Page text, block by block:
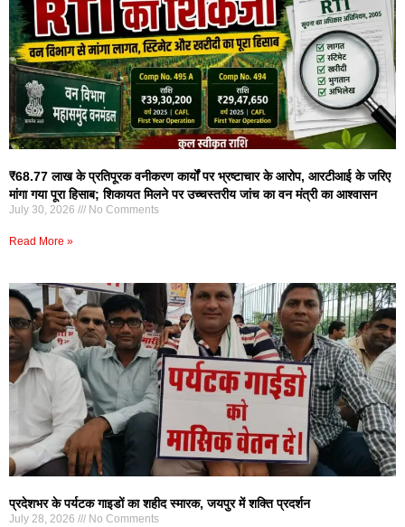
₹68.77 लाख के प्रतिपूरक वनीकरण कार्यों पर भ्रष्टाचार के आरोप, आरटीआई के जरिए
मांगा गया पूरा हिसाब; शिकायत मिलने पर उच्चस्तरीय जांच का वन मंत्री का आश्वासन
July 30, 2026 No Comments
Read More »
प्रदेशभर के पर्यटक गाइडों का शहीद स्मारक, जयपुर में शक्ति प्रदर्शन
July 28, 2026 No Comments